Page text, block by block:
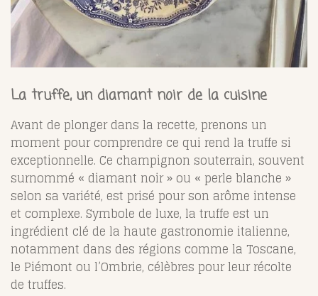
La truffe, un diamant noir de la cuisine
Avant de plonger dans la recette, prenons un
moment pour comprendre ce qui rend la truffe si
exceptionnelle. Ce champignon souterrain, souvent
surnommé « diamant noir » ou « perle blanche »
selon sa variété, est prisé pour son arôme intense
et complexe. Symbole de luxe, la truffe est un
ingrédient clé de la haute gastronomie italienne,
notamment dans des régions comme la Toscane,
le Piémont ou l’Ombrie, célèbres pour leur récolte
de truffes.